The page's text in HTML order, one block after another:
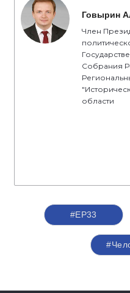
Говырин
Член
Собрания
области
#ЕР33